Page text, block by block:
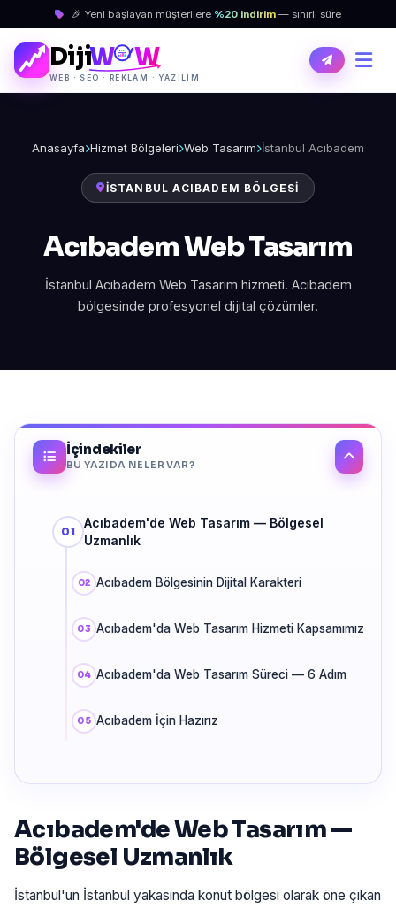
🎉 Yeni başlayan müşterilere %20 indirim — sınırlı süre
DijiW W
WEB · SEO · REKLAM · YAZILIM
Anasayfa Hizmet Bölgeleri Web Tasarım İstanbul Acıbadem
İSTANBUL ACIBADEM BÖLGESI
Acıbadem Web Tasarım
İstanbul Acıbadem Web Tasarım hizmeti. Acıbadem
bölgesinde profesyonel dijital çözümler.
İçindekiler
BU YAZIDA NELER VAR?
Acıbadem'de Web Tasarım — Bölgesel
Uzmanlık
Acıbadem Bölgesinin Dijital Karakteri
Acıbadem'da Web Tasarım Hizmeti Kapsamımız
Acıbadem'da Web Tasarım Süreci — 6 Adım
Acıbadem İçin Hazırız
Acıbadem'de Web Tasarım —
Bölgesel Uzmanlık
İstanbul'un İstanbul yakasında konut bölgesi olarak öne çıkan